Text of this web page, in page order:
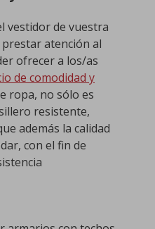
vestidor de vuestra
atención al
ofrecer a los/as
de comodidad y
ropa, no sólo es
resistente,
además la calidad
con el fin de